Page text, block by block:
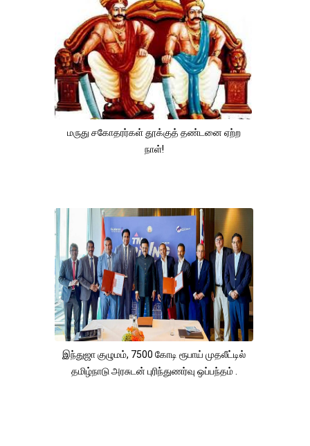
மருது சகோதரர்கள் தூக்குத் தண்டனை ஏற்ற
நாள்!
இந்துஜா குழுமம், 7500 கோடி ரூபாய் முதலீட்டில்
தமிழ்நாடு அரசுடன் புரிந்துணர்வு ஒப்பந்தம் .